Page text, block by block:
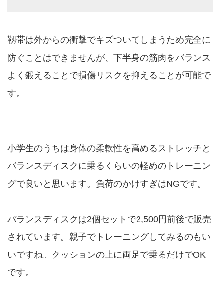
靱帯は外からの衝撃でキズついてしまうため完全に
防ぐことはできませんが、下半身の筋肉をバランス
よく鍛えることで損傷リスクを抑えることが可能で
す。
小学生のうちは身体の柔軟性を高めるストレッチと
バランスディスクに乗るくらいの軽めのトレーニン
グで良いと思います。負荷のかけすぎはNGです。
バランスディスクは2個セットで2,500円前後で販売
されています。親子でトレーニングしてみるのもい
いですね。クッションの上に両足で乗るだけでOK
です。